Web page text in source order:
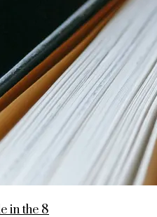
in the 8